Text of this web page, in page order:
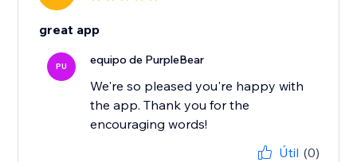
great app
PU equipo de PurpleBear
We're so pleased you're happy with
the app. Thank you for the
encouraging words!
Útil (0)